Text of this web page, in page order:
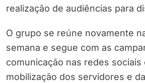
realização de audiências para
O grupo se reúne novamente
semana e segue com as
comunicação nas redes sociais
mobilização dos servidores e